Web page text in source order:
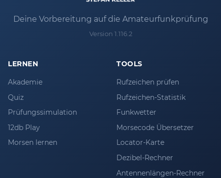
Deine Vorbereitung auf die Amateurfunkprüfung
Version 1.116.2
LERNEN
Akademie
Quiz
Prüfungssimulation
12db Play
Morsen lernen
TOOLS
Rufzeichen prüfen
Rufzeichen-Statistik
Funkwetter
Morsecode Übersetzer
Locator-Karte
Dezibel-Rechner
Antennenlängen-Rechner